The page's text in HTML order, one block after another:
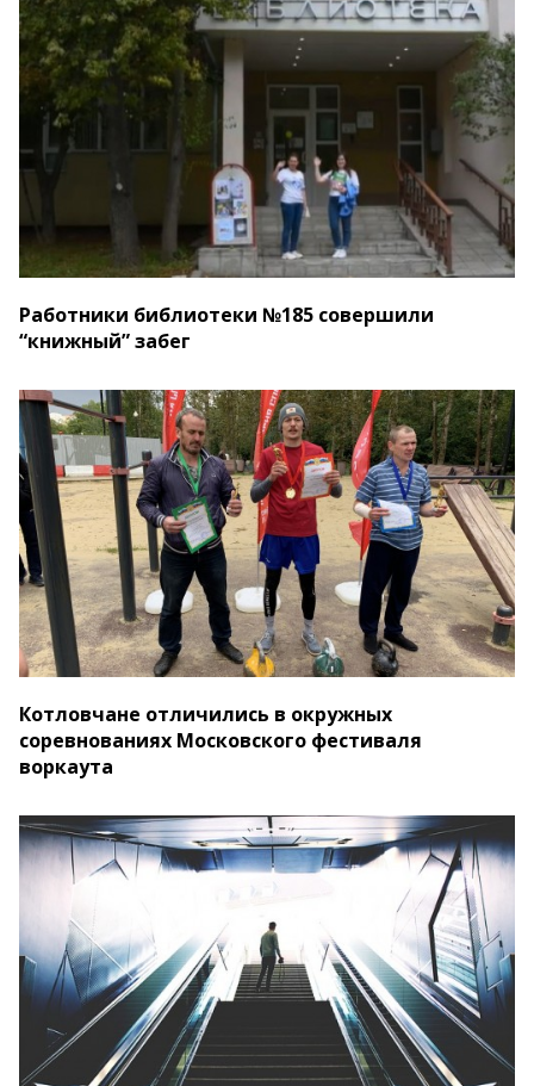
Работники библиотеки №185 совершили
“книжный” забег
Котловчане отличились в окружных
соревнованиях Московского фестиваля
воркаута